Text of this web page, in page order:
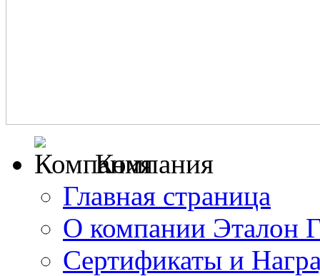
Компания
Главная страница
О компании Эталон
Сертификаты и